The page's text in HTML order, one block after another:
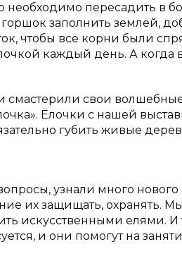
необходимо пересадить в
заполнить землей,
чтобы все корни были
каждый день. А когда
свои
Ёлочки с нашей
губить живые
узнали много нового
их защищать, охранять. Мы
искусственными елями.
и они помогут на